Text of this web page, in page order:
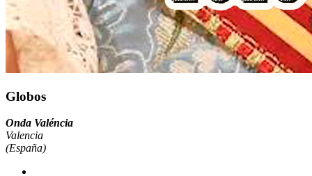
Globos
Onda Valéncia
Valencia
(España)